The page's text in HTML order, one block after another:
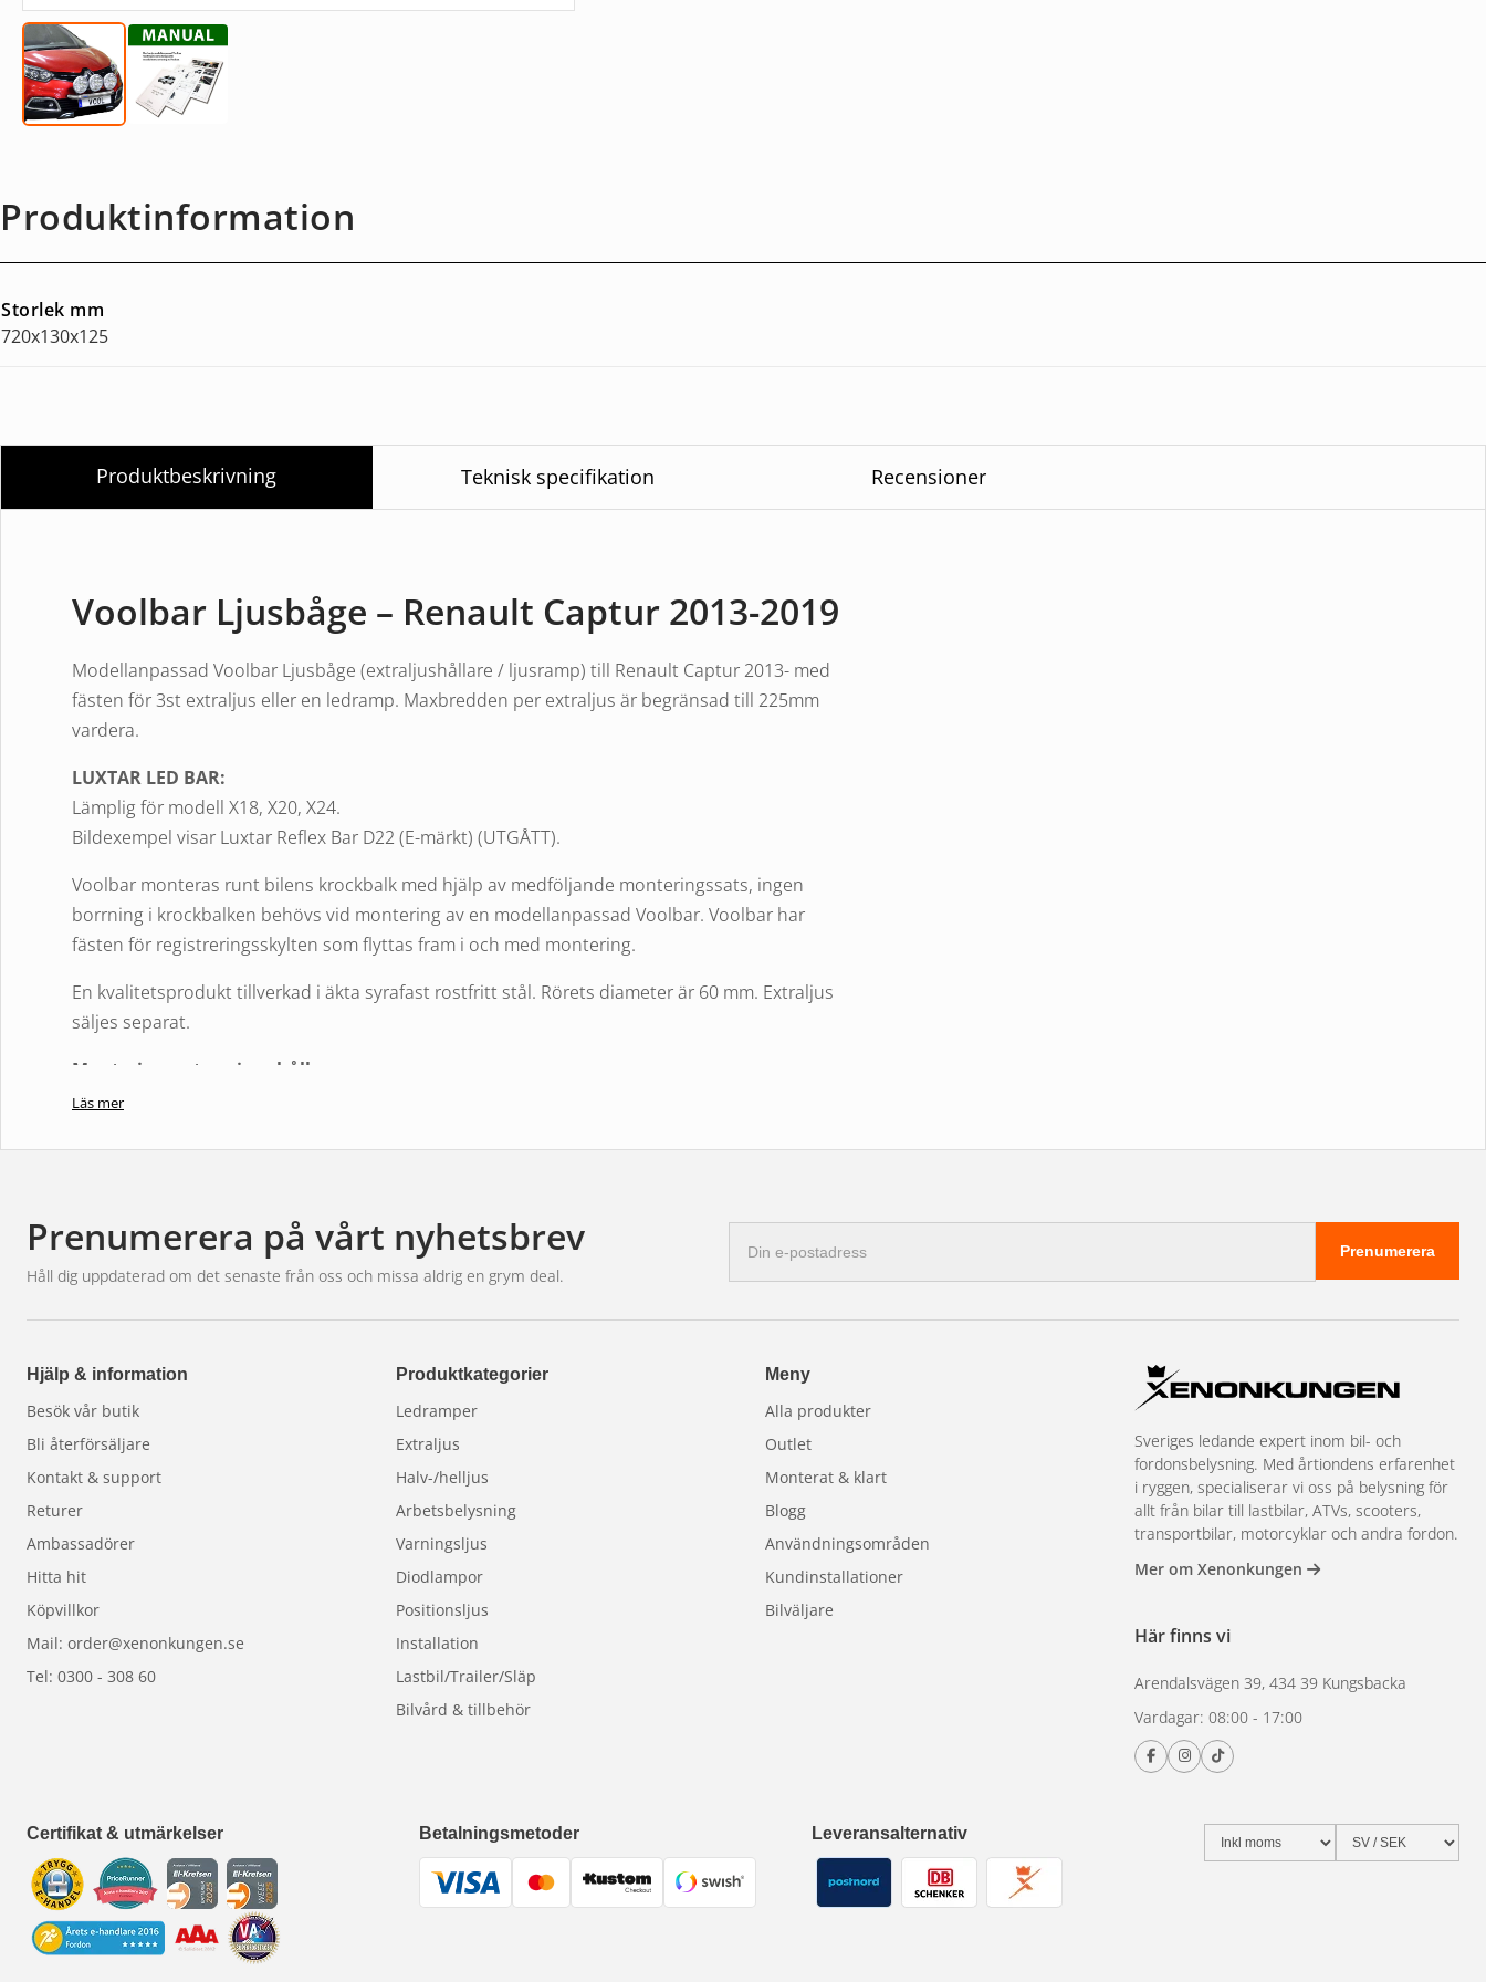
Produktinformation
Storlek mm
720x130x125
Produktbeskrivning Teknisk specifikation Recensioner
Voolbar Ljusbåge – Renault Captur 2013-2019
Modellanpassad Voolbar Ljusbåge (extraljushållare / ljusramp) till Renault Captur 2013- med
fästen för 3st extraljus eller en ledramp. Maxbredden per extraljus är begränsad till 225mm
vardera.
LUXTAR LED BAR:
Lämplig för modell X18, X20, X24.
Bildexempel visar Luxtar Reflex Bar D22 (E-märkt) (UTGÅTT).
Voolbar monteras runt bilens krockbalk med hjälp av medföljande monteringssats, ingen
borrning i krockbalken behövs vid montering av en modellanpassad Voolbar. Voolbar har
fästen för registreringsskylten som flyttas fram i och med montering.
En kvalitetsprodukt tillverkad i äkta syrafast rostfritt stål. Rörets diameter är 60 mm. Extraljus
säljes separat.
Monteringssatsen innehåller:
1st Voolbar ljusbåge i rostfritt
Läs mer
Prenumerera på vårt nyhetsbrev
Håll dig uppdaterad om det senaste från oss och missa aldrig en grym deal.
postadress
Prenumerera
Hjälp & information
Besök vår butik
Bli återförsäljare
Kontakt & support
Returer
Ambassadörer
Hitta hit
Köpvillkor
Mail: order@xenonkungen.se
Tel: 0300 - 308 60
Produktkategorier
Ledramper
Extraljus
Halv-/helljus
Arbetsbelysning
Varningsljus
Diodlampor
Positionsljus
Installation
Lastbil/Trailer/Släp
Bilvård & tillbehör
Meny
Alla produkter
Outlet
Monterat & klart
Blogg
Användningsområden
Kundinstallationer
Bilväljare
Sveriges ledande expert inom bil- och
fordonsbelysning. Med årtiondens erfarenhet
i ryggen, specialiserar vi oss på belysning för
allt från bilar till lastbilar, ATVs, scooters,
transportbilar, motorcyklar och andra fordon.
Mer om Xenonkungen
Här finns vi
Arendalsvägen 39, 434 39 Kungsbacka
Vardagar: 08:00 - 17:00
Certifikat & utmärkelser Betalningsmetoder Leveransalternativ